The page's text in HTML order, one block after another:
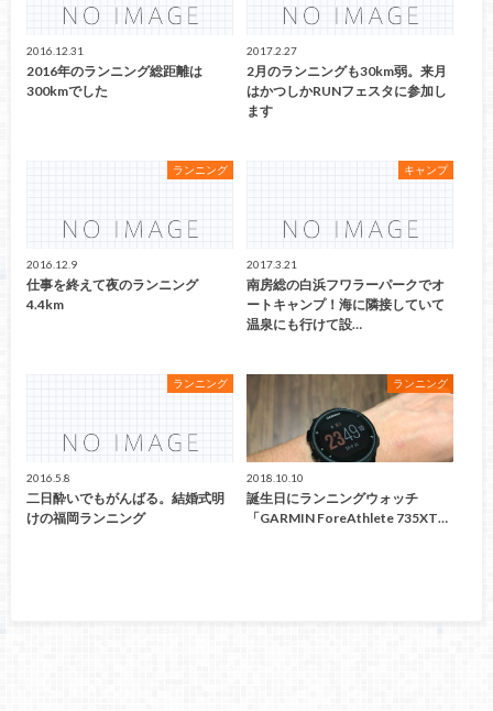
2016.12.31
2016年のランニング総距離は
300kmでした
2017.2.27
2月のランニングも30km弱。来月
はかつしかRUNフェスタに参加し
ます
ランニング
2016.12.9
仕事を終えて夜のランニング
4.4km
キャンプ
2017.3.21
南房総の白浜フワラーパークでオ
ートキャンプ！海に隣接していて
温泉にも行けて設…
ランニング
2016.5.8
二日酔いでもがんばる。結婚式明
けの福岡ランニング
ランニング
2018.10.10
誕生日にランニングウォッチ
「GARMIN ForeAthlete 735XT…